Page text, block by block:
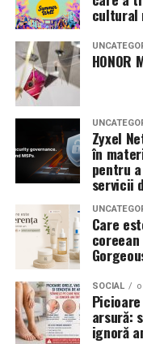
importantă a
combinând
a transforma
deosebită pentru
accentua liniile
echilibrat, in timp ce
proportiile, chiar
Anvelopele ca
La evenimentele
componente
si fotografii surprind
care roata umple
aspectul general al
Anvelopele curate,
uniforma,
masini de show. In
jantele si intaresc
vorbim despre un
cultural
Zyxel
în
pentru
servicii
Care
SOCIAL
arsură:
ignoră